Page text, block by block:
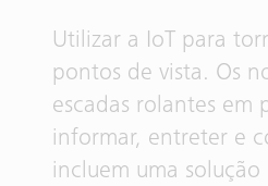
Utilizar a IoT para
pontos de vista. Os
escadas rolantes em
informar, entreter e
incluem uma